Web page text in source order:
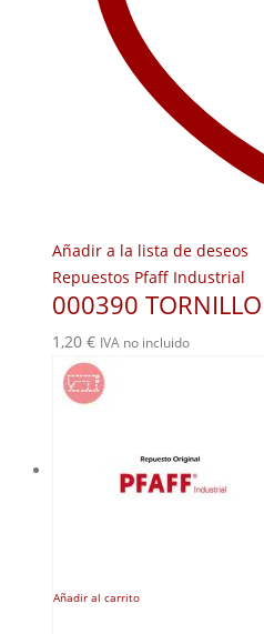
Añadir a la lista de deseos
Repuestos Pfaff Industrial
000390
1,20 € IVA no incluido
Añadir al carrito